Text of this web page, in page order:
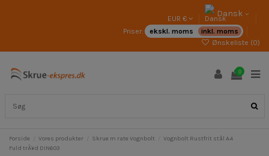
EUR € Dansk
Priser: ekskl. moms
inkl. moms
Ønskeliste (0)
0
Forside Vores produkter Skrue m rate Vognbolt
Vognbolt Rustfrit stål A4
Fuld trÃ¥d DIN603